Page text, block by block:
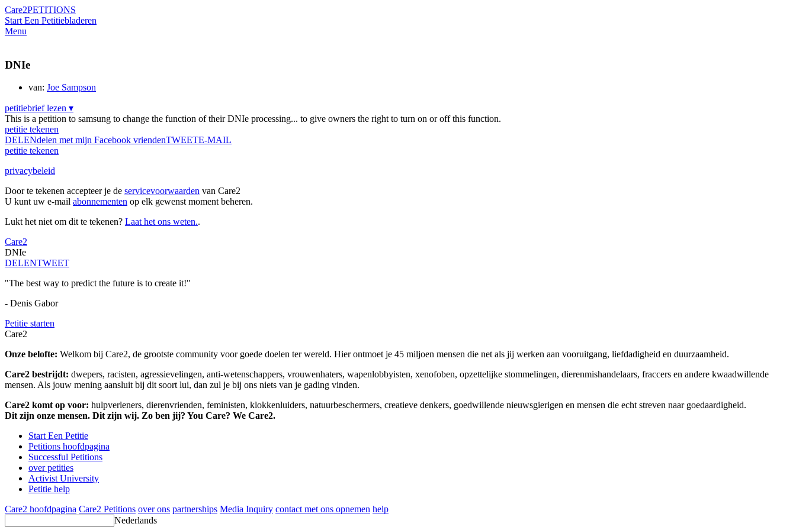
Care2PETITIONS
Start Een Petitiebladeren
Menu
DNIe
van: Joe Sampson
petitiebrief lezen ▾
This is a petition to samsung to change the function of their DNIe processing... to give owners the right to turn on or off this function.
petitie tekenen
DELENdelen met mijn Facebook vriendenTWEETE-MAIL
petitie tekenen
privacybeleid
Door te tekenen accepteer je de servicevoorwaarden van Care2
U kunt uw e-mail abonnementen op elk gewenst moment beheren.
Lukt het niet om dit te tekenen? Laat het ons weten..
Care2
DNIe
DELENTWEET
"The best way to predict the future is to create it!"
- Denis Gabor
Petitie starten
Care2
Onze belofte: Welkom bij Care2, de grootste community voor goede doelen ter wereld. Hier ontmoet je 45 miljoen mensen die net als jij werken aan vooruitgang, liefdadigheid en duurzaamheid.
Care2 bestrijdt: dwepers, racisten, agressievelingen, anti-wetenschappers, vrouwenhaters, wapenlobbyisten, xenofoben, opzettelijke stommelingen, dierenmishandelaars, fraccers en andere kwaadwillende
mensen. Als jouw mening aansluit bij dit soort lui, dan zul je bij ons niets van je gading vinden.
Care2 komt op voor: hulpverleners, dierenvrienden, feministen, klokkenluiders, natuurbeschermers, creatieve denkers, goedwillende nieuwsgierigen en mensen die echt streven naar goedaardigheid.
Dit zijn onze mensen. Dit zijn wij. Zo ben jij? You Care? We Care2.
Start Een Petitie
Petitions hoofdpagina
Successful Petitions
over petities
Activist University
Petitie help
Care2 hoofdpagina Care2 Petitions over ons partnerships Media Inquiry contact met ons opnemen help
Nederlands